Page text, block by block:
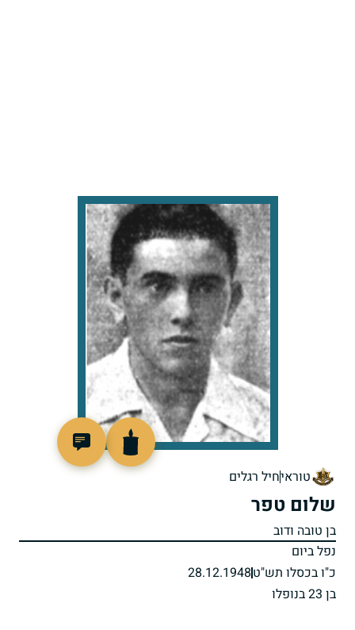
טוראיחיל רגלים
שלום טפר
בן טובה ודוב
נפל ביום
כ"ו בכסלו תש"ט28.12.1948
בן 23 בנופלו